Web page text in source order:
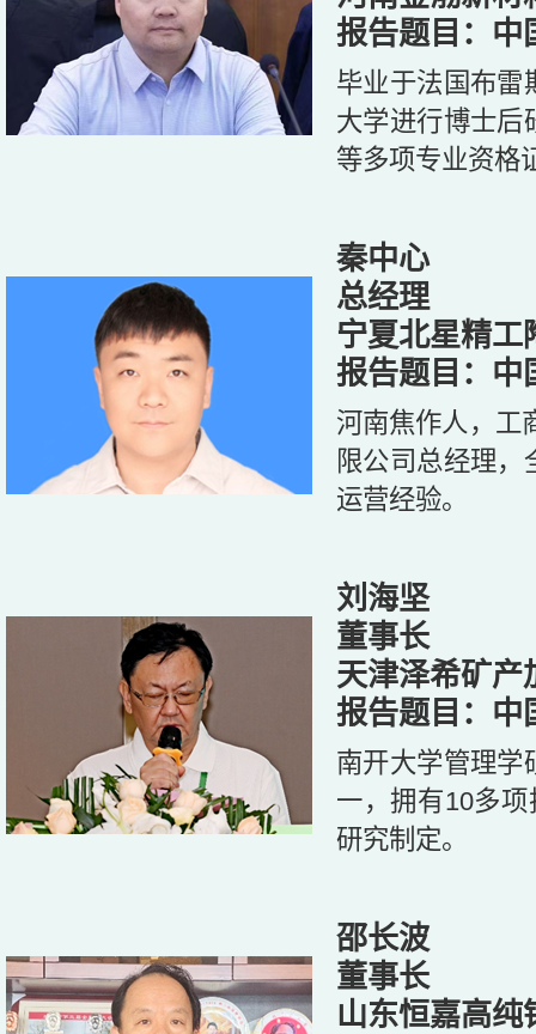
报告题目：中
毕业于法国布雷
大学进行博士后
等多项专业资格
秦中心
总经理
宁夏北星精工
报告题目：中
河南焦作人，工
限公司总经理
运营经验。
刘海坚
董事长
天津泽希矿产
报告题目：中
南开大学管理学
一，拥有10多
研究制定。
邵长波
董事长
山东恒嘉高纯